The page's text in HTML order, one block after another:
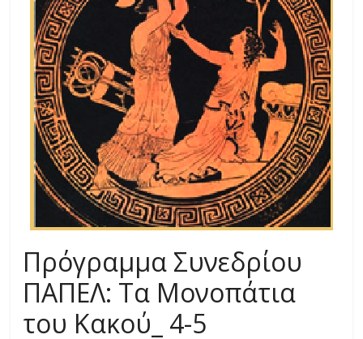
Πρόγραμμα Συνεδρίου
ΠΑΠΕΛ: Τα Μονοπάτια
του Κακού_ 4-5